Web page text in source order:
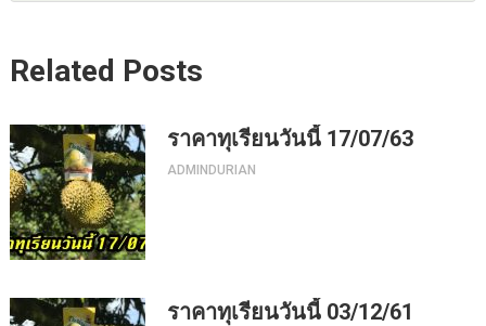
Related Posts
ราคาทุเรียนวันนี้ 17/07/63
ADMINDURIAN
ราคาทุเรียนวันนี้ 03/12/61